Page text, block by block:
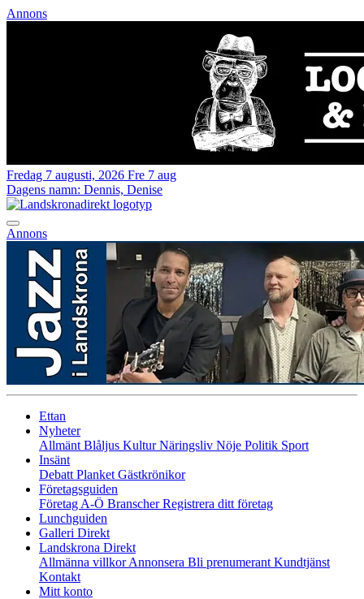
Annons
Fredag 7 augusti, 2026 Fre 7 aug
Dagens namn: Dennis, Denise
Annons
Ettan
Nyheter
Allmänt Blåljus KulturNäringsliv Nöje Politik Sport
Insänt
Debatt Planket Gästkrönikor
Företagsguiden
Företag A-Ö BranscherRegistrera ditt företag
Lunchguiden
Galleri Direkt
Landskrona Direkt
Allmänna villkorAnnonsera Bli prenumerant Kundtjänst
Kontakt
Mitt konto